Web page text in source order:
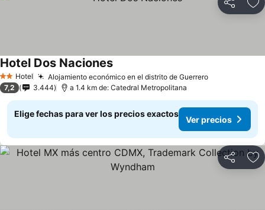
Compartir
2 Estrellas
Hotel Alojamiento económico en el distrito de Guerrero
Hotel Dos Naciones
7,2 3.444 a 1.4 km de: Catedral Metropolitana
Elige fechas para ver los precios exactos
Ver precios
Compartir